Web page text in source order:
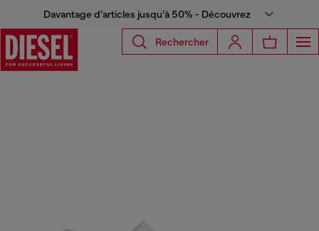
Davantage d’articles jusqu’à 50% - Découvrez
Rechercher